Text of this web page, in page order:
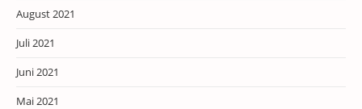
August 2021
Juli 2021
Juni 2021
Mai 2021